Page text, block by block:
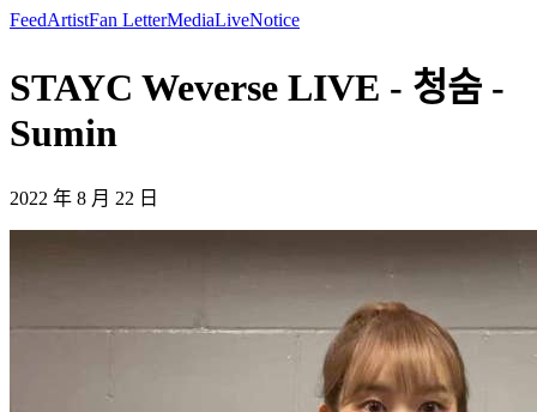
FeedArtistFan LetterMediaLiveNotice
STAYC Weverse LIVE - 청숨 -
Sumin
2022 年 8 月 22 日